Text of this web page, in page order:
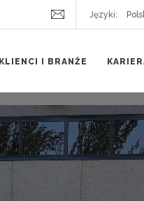
Języki:
KLIENCI I BRANŻE